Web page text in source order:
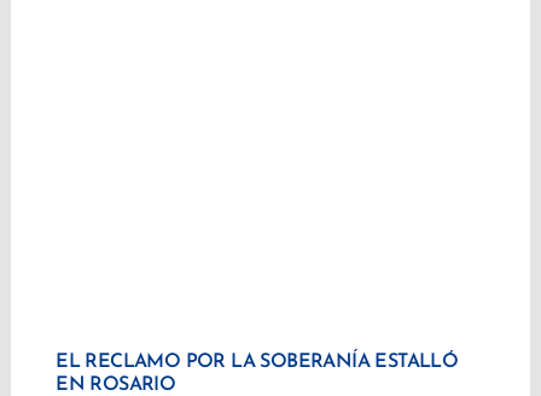
EL RECLAMO POR LA SOBERANÍA ESTALLÓ
EN ROSARIO